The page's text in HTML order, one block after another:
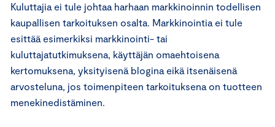
Kuluttajia ei tule johtaa harhaan markkinoinnin todellisen
kaupallisen tarkoituksen osalta. Markkinointia ei tule
esittää esimerkiksi markkinointi- tai
kuluttajatutkimuksena, käyttäjän omaehtoisena
kertomuksena, yksityisenä blogina eikä itsenäisenä
arvosteluna, jos toimenpiteen tarkoituksena on tuotteen
menekinedistäminen.